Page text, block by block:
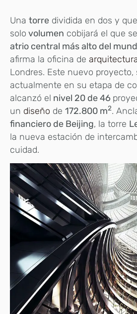
Una torre dividida en dos y
solo volumen cobijará el que
atrio central más alto del
afirma la oficina de
Londres. Este nuevo
actualmente en su etapa de
alcanzó el nivel 20 de 46
un diseño de 172.800 m2.
financiero de Beijing, la torre
la nueva estación de
cuidad.